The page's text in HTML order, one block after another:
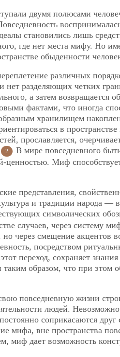
двумя полюсами
становились лишь
где нет места мифу. Но
обыденности
различных
нет разделяющих четких
а затем возвращается
фактами, что иногда
хранилищем
в
прославляется,
2
В мире повседневного
ценностью. Миф
представления,
и традиции народа —
символических
случаев, через систему
через смещение акцентов
посредством
переход, сохраняет
образом, что при этом
повседневную жизни
людей. Невозможно
соприкасаются друг
мифа, вне пространства
миф дает возможность